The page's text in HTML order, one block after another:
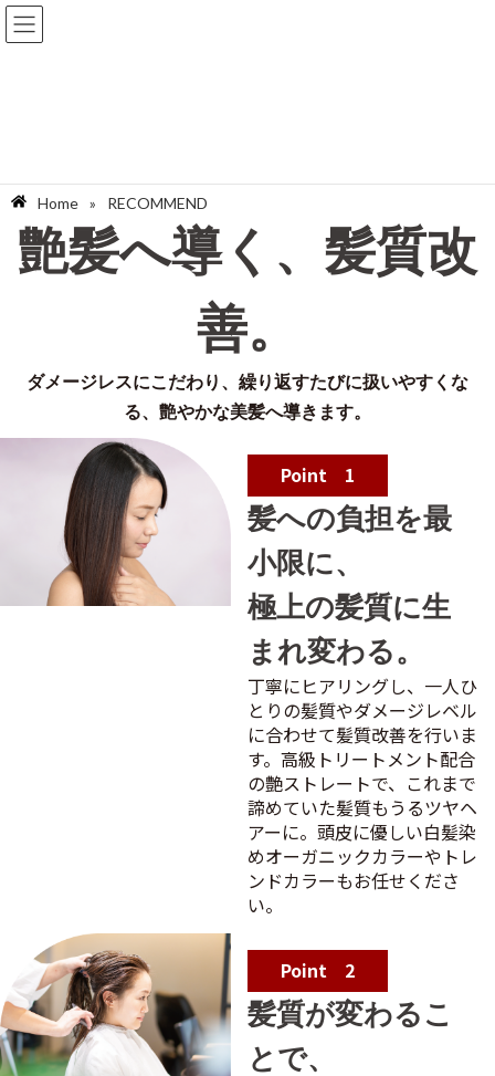
Home » RECOMMEND
艶髪へ導く、髪質改
善。
ダメージレスにこだわり、繰り返すたびに扱いやすくな
る、艶やかな美髪へ導きます。
Point 1
髪への負担を最
小限に、
極上の髪質に生
まれ変わる。
丁寧にヒアリングし、一人ひ
とりの髪質やダメージレベル
に合わせて髪質改善を行いま
す。高級トリートメント配合
の艶ストレートで、これまで
諦めていた髪質もうるツヤヘ
アーに。頭皮に優しい白髪染
めオーガニックカラーやトレ
ンドカラーもお任せくださ
い。
Point 2
髪質が変わるこ
とで、